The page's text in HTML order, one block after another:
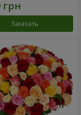
Заказать